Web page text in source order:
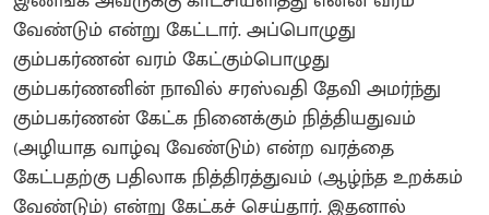
வேண்டும் என்று கேட்டார். அப்பொழுது
கும்பகர்ணன் வரம் கேட்கும்பொழுது
கும்பகர்ணனின் நாவில் சரஸ்வதி தேவி அமர்ந்து
கும்பகர்ணன் கேட்க நினைக்கும் நித்தியதுவம்
(அழியாத வாழ்வு வேண்டும்) என்ற வரத்தை
கேட்பதற்கு பதிலாக நித்திரத்துவம் (ஆழ்ந்த உறக்கம்
வேண்டும்) என்று கேட்கச் செய்தார். இதனால்